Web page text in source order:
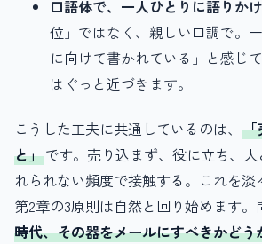
口語体で、一人ひとりに語りか
位」ではなく、親しい口調で。
に向けて書かれている」と感じ
はぐっと近づきます。
こうした工夫に共通しているのは、 「
と」です。売り込まず、役に立ち、
れられない頻度で接触する。これを淡
第2章の3原則は自然と回り始めます
時代、その器をメールにすべきかどう